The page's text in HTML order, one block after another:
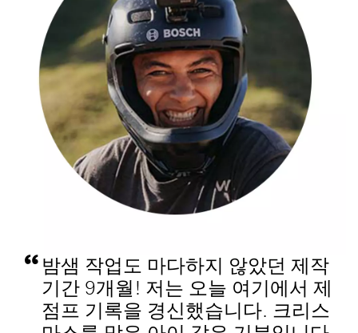
밤샘 작업도 마다하지 않았던 제작
기간 9개월! 저는 오늘 여기에서 제
점프 기록을 경신했습니다. 크리스